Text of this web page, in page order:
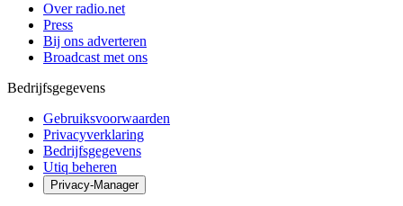
Over radio.net
Press
Bij ons adverteren
Broadcast met ons
Bedrijfsgegevens
Gebruiksvoorwaarden
Privacyverklaring
Bedrijfsgegevens
Utiq beheren
Privacy-Manager